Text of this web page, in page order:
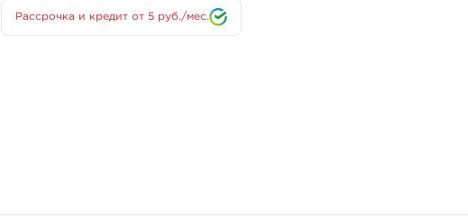
читаемости. При необходимости позицию можно скорректировать — достаточно
спиртом и нанести его заново без искажений. Бумага устойчива к истиранию и
Рассрочка и кредит от 5 руб./мес.